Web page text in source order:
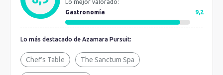
Lo mejor valorado:
Gastronomía
9,2
Lo más destacado de Azamara Pursuit:
Chef’s Table The Sanctum Spa